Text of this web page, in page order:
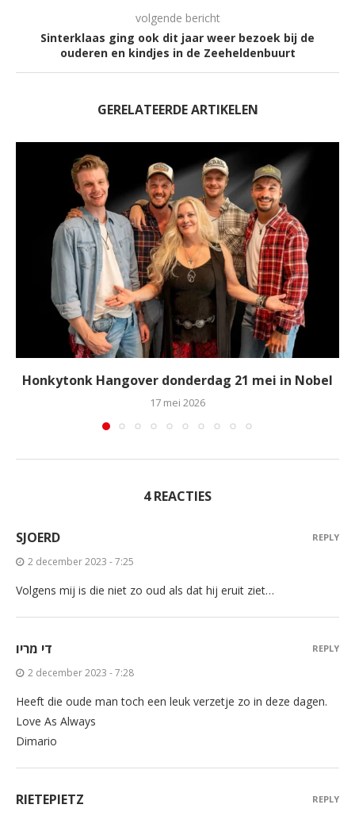
volgende bericht
Sinterklaas ging ook dit jaar weer bezoek bij de
ouderen en kindjes in de Zeeheldenbuurt
GERELATEERDE ARTIKELEN
Honkytonk Hangover donderdag 21 mei in Nobel
17 mei 2026
4 REACTIES
SJOERD
2 december 2023 - 7:25
Volgens mij is die niet zo oud als dat hij eruit ziet…
REPLY
די מריו
2 december 2023 - 7:28
Heeft die oude man toch een leuk verzetje zo in deze dagen.
Love As Always
Dimario
REPLY
RIETEPIETZ REPLY